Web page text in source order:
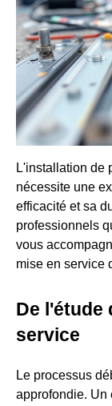
L'installation de
nécessite une
efficacité et sa
professionnels
vous
mise en service
De l'étude
service
Le processus
approfondie. Un